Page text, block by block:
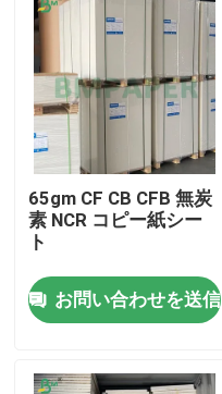
65gm CF CB CFB 無炭
素 NCR コピー紙シー
ト
お問い合わせを送信